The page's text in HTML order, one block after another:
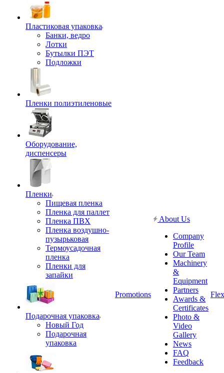
Пластиковая упаковка
Банки, ведро
Лотки
Бутылки ПЭТ
Подложки
Пленки полиэтиленовые
Оборудование,
диспенсеры
Пленки
Пищевая пленка
Пленка для паллет
Пленка ПВХ
Пленка воздушно-
пузырьковая
Термоусадочная
пленка
Пленки для
запайки
Подарочная упаковка
Новый Год
Подарочная
упаковка
Promotions
About Us
Company
Profile
Our Team
Machinery
&
Equipment
Partners
Awards &
Certificates
Photo &
Video
Gallery
News
FAQ
Feedback